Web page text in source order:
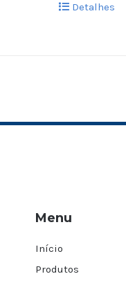
Detalhes
Menu
Início
Produtos